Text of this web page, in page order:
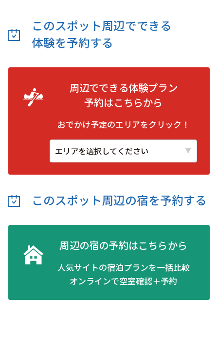
このスポット周辺でできる
体験を予約する
周辺でできる体験プラン
予約はこちらから
おでかけ予定のエリアをクリック！
このスポット周辺の宿を予約する
周辺の宿の予約はこちらから
人気サイトの宿泊プランを一括比較
オンラインで空室確認＋予約